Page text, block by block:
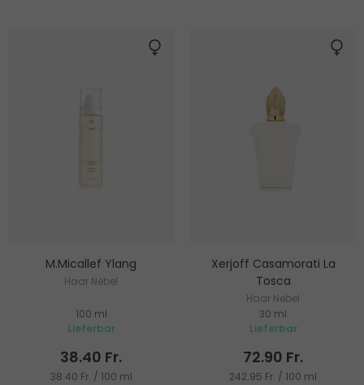
M.Micallef Ylang
Haar Nebel
100 ml
Lieferbar
38.40 Fr.
38.40 Fr. / 100 ml
Xerjoff Casamorati La
Tosca
Haar Nebel
30 ml
Lieferbar
72.90 Fr.
242.95 Fr. / 100 ml